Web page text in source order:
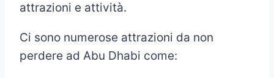
attrazioni e attività.
Ci sono numerose attrazioni da non
perdere ad Abu Dhabi come: